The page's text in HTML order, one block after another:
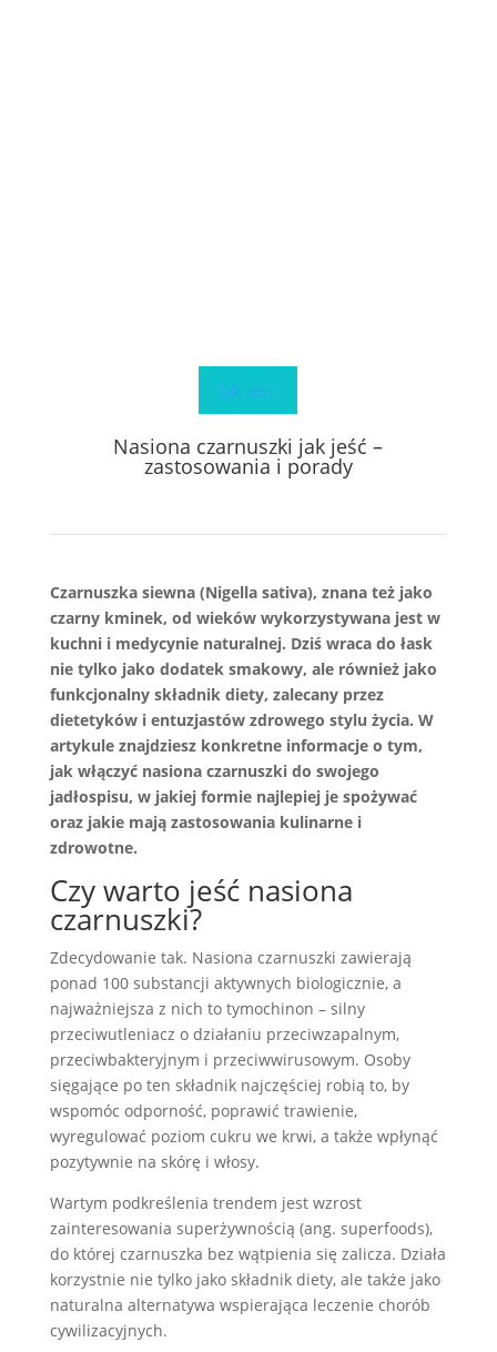
Jak jeść
Nasiona czarnuszki jak jeść –
zastosowania i porady
Czarnuszka siewna (Nigella sativa), znana też jako
czarny kminek, od wieków wykorzystywana jest w
kuchni i medycynie naturalnej. Dziś wraca do łask
nie tylko jako dodatek smakowy, ale również jako
funkcjonalny składnik diety, zalecany przez
dietetyków i entuzjastów zdrowego stylu życia. W
artykule znajdziesz konkretne informacje o tym,
jak włączyć nasiona czarnuszki do swojego
jadłospisu, w jakiej formie najlepiej je spożywać
oraz jakie mają zastosowania kulinarne i
zdrowotne.
Czy warto jeść nasiona
czarnuszki?
Zdecydowanie tak. Nasiona czarnuszki zawierają
ponad 100 substancji aktywnych biologicznie, a
najważniejsza z nich to tymochinon – silny
przeciwutleniacz o działaniu przeciwzapalnym,
przeciwbakteryjnym i przeciwwirusowym. Osoby
sięgające po ten składnik najczęściej robią to, by
wspomóc odporność, poprawić trawienie,
wyregulować poziom cukru we krwi, a także wpłynąć
pozytywnie na skórę i włosy.
Wartym podkreślenia trendem jest wzrost
zainteresowania superżywnością (ang. superfoods),
do której czarnuszka bez wątpienia się zalicza. Działa
korzystnie nie tylko jako składnik diety, ale także jako
naturalna alternatywa wspierająca leczenie chorób
cywilizacyjnych.